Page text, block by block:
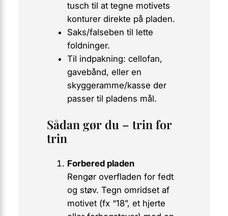
tusch til at tegne motivets
konturer direkte på pladen.
Saks/falseben til lette
foldninger.
Til indpakning: cellofan,
gavebånd, eller en
skyggeramme/kasse der
passer til pladens mål.
Sådan gør du – trin for
trin
Forbered pladen
Rengør overfladen for fedt
og støv. Tegn omridset af
motivet (fx “18”, et hjerte